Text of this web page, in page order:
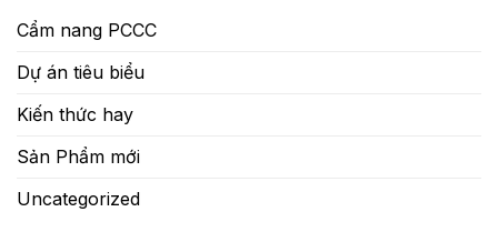
Cẩm nang PCCC
Dự án tiêu biểu
Kiến thức hay
Sản Phẩm mới
Uncategorized